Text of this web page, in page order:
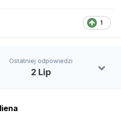
1
Ostatniej odpowiedzi
2 Lip